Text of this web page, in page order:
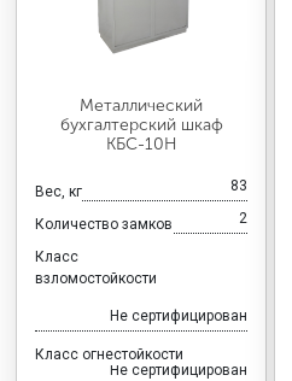
Металлический
бухгалтерский шкаф
КБС-10Н
Вес, кг 83
Количество замков 2
Класс
взломостойкости
Не сертифицирован
Класс огнестойкости
Не сертифицирован